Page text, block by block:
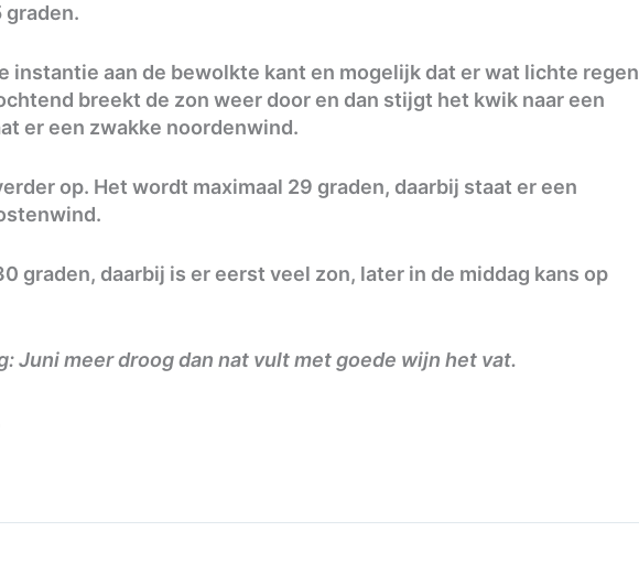
graden.
instantie aan de bewolkte kant en mogelijk dat er wat lichte regen
breekt de zon weer door en dan stijgt het kwik naar een
er een zwakke noordenwind.
op. Het wordt maximaal 29 graden, daarbij staat er een
graden, daarbij is er eerst veel zon, later in de middag kans op
Juni meer droog dan nat vult met goede wijn het vat.